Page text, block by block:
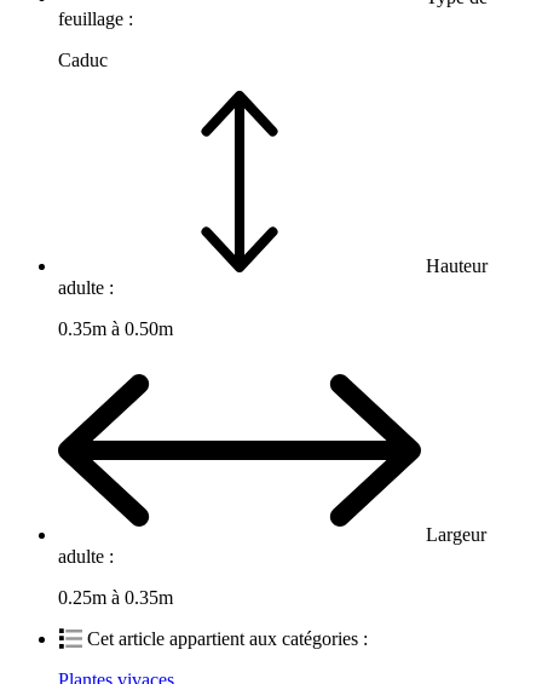
feuillage :
Caduc
Hauteur
adulte :
0.35m à 0.50m
Largeur
adulte :
0.25m à 0.35m
Cet article appartient aux catégories :